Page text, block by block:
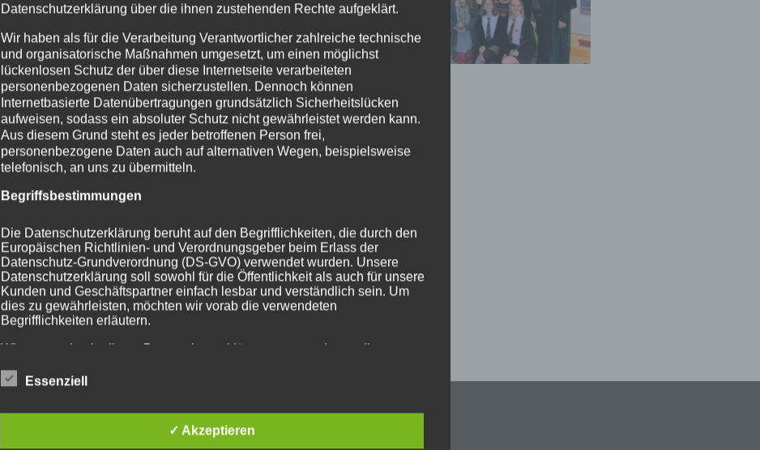
Datenschutzerklärung über die ihnen zustehenden Rechte aufgeklärt.
Wir haben als für die Verarbeitung Verantwortlicher zahlreiche technische
und organisatorische Maßnahmen umgesetzt, um einen möglichst
lückenlosen Schutz der über diese Internetseite verarbeiteten
personenbezogenen Daten sicherzustellen. Dennoch können
Internetbasierte Datenübertragungen grundsätzlich Sicherheitslücken
aufweisen, sodass ein absoluter Schutz nicht gewährleistet werden kann.
Aus diesem Grund steht es jeder betroffenen Person frei,
personenbezogene Daten auch auf alternativen Wegen, beispielsweise
telefonisch, an uns zu übermitteln.
Begriffsbestimmungen
Die Datenschutzerklärung beruht auf den Begrifflichkeiten, die durch den
Europäischen Richtlinien- und Verordnungsgeber beim Erlass der
Datenschutz-Grundverordnung (DS-GVO) verwendet wurden. Unsere
Datenschutzerklärung soll sowohl für die Öffentlichkeit als auch für unsere
Kunden und Geschäftspartner einfach lesbar und verständlich sein. Um
dies zu gewährleisten, möchten wir vorab die verwendeten
Begrifflichkeiten erläutern.
Wir verwenden in dieser Datenschutzerklärung unter anderem die
a) personenbezogene Daten
Essenziell
✓ Akzeptieren